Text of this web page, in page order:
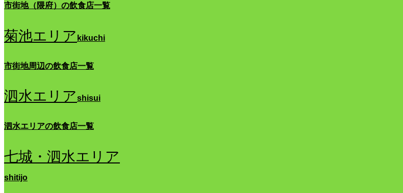
市街地（隈府）の飲食店一覧
菊池エリア kikuchi
市街地周辺の飲食店一覧
泗水エリアshisui
泗水エリアの飲食店一覧
七城・泗水エリア
shitijo